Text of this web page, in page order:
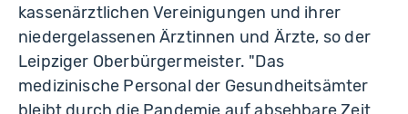
kassenärztlichen Vereinigungen und ihrer
niedergelassenen Ärztinnen und Ärzte, so der
Leipziger Oberbürgermeister. "Das
medizinische Personal der Gesundheitsämter